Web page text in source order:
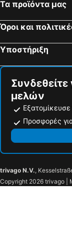
Χανιά, Κρήτη
Τα προϊόντα μας
Όροι και
Υποστήριξη
Συνδεθείτε
μελών
Προσφορές
trivago N.V.,
Copyright 2026 trivago |